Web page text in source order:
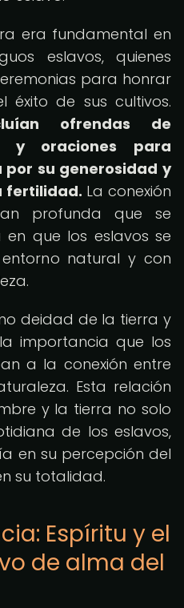
era fundamental en
eslavos, quienes
para honrar
éxito de sus cultivos.
ofrendas de
y oraciones para
su generosidad y
fertilidad. La conexión
profunda que se
que los eslavos se
natural y con
deidad de la tierra y
importancia que los
a la conexión entre
Esta relación
y la tierra no solo
de los eslavos,
en su percepción del
su totalidad.
Espíritu y el
de alma del